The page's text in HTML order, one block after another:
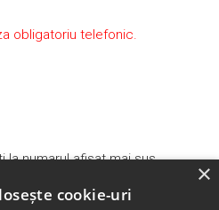
obligatoriu telefonic.
la numarul afisat mai sus.
cookie-uri
×